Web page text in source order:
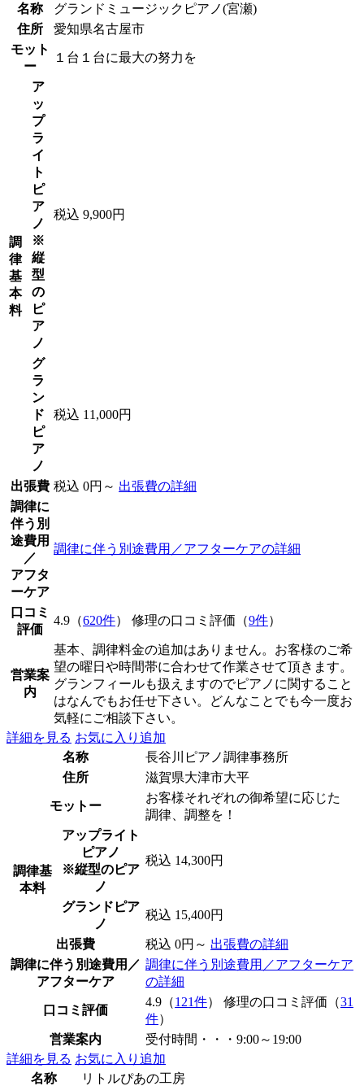
名称
グランドミュージックピアノ(宮瀬)
住所
愛知県名古屋市
モット
ー
１台１台に最大の努力を
調
律
基
本
料
ア
ッ
プ
ラ
イ
ト
ピ
ア
ノ
※
縦
型
の
ピ
ア
ノ
税込 9,900円
グ
ラ
ン
ド
ピ
ア
ノ
税込 11,000円
出張費 税込 0円～ 出張費の詳細
調律に
伴う別
途費用
／
アフタ
ーケア
調律に伴う別途費用／アフターケアの詳細
口コミ
評価
4.9（620件） 修理の口コミ評価（9件）
営業案
内
基本、調律料金の追加はありません。お客様のご希
望の曜日や時間帯に合わせて作業させて頂きます。
グランフィールも扱えますのでピアノに関すること
はなんでもお任せ下さい。どんなことでも今一度お
気軽にご相談下さい。
詳細を見る お気に入り追加
名称
長谷川ピアノ調律事務所
住所
滋賀県大津市大平
モットー
お客様それぞれの御希望に応じた
調律、調整を！
調律基
本料
アップライト
ピアノ
※縦型のピア
ノ
税込 14,300円
グランドピア
ノ
税込 15,400円
出張費 税込 0円～ 出張費の詳細
調律に伴う別途費用／
アフターケア
調律に伴う別途費用／アフターケア
の詳細
口コミ評価
4.9（121件） 修理の口コミ評価（31
件）
営業案内
受付時間・・・9:00～19:00
詳細を見る お気に入り追加
名称
リトルぴあの工房